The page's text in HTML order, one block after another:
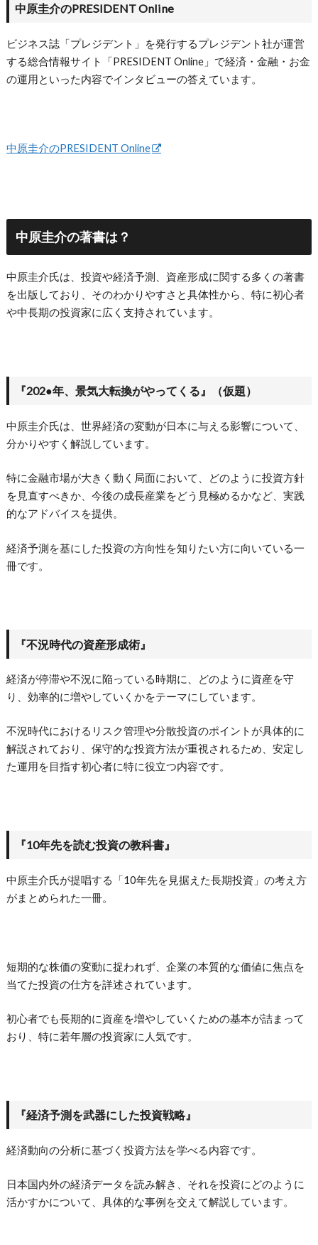
中原圭介のPRESIDENT Online
ビジネス誌「プレジデント」を発行するプレジデント社が運営
する総合情報サイト「PRESIDENT Online」で経済・金融・お金
の運用といった内容でインタビューの答えています。
中原圭介のPRESIDENT Online
中原圭介の著書は？
中原圭介氏は、投資や経済予測、資産形成に関する多くの著書
を出版しており、そのわかりやすさと具体性から、特に初心者
や中長期の投資家に広く支持されています。
『202●年、景気大転換がやってくる』（仮題）
中原圭介氏は、世界経済の変動が日本に与える影響について、
分かりやすく解説しています。
特に金融市場が大きく動く局面において、どのように投資方針
を見直すべきか、今後の成長産業をどう見極めるかなど、実践
的なアドバイスを提供。
経済予測を基にした投資の方向性を知りたい方に向いている一
冊です。
『不況時代の資産形成術』
経済が停滞や不況に陥っている時期に、どのように資産を守
り、効率的に増やしていくかをテーマにしています。
不況時代におけるリスク管理や分散投資のポイントが具体的に
解説されており、保守的な投資方法が重視されるため、安定し
た運用を目指す初心者に特に役立つ内容です。
『10年先を読む投資の教科書』
中原圭介氏が提唱する「10年先を見据えた長期投資」の考え方
がまとめられた一冊。
短期的な株価の変動に捉われず、企業の本質的な価値に焦点を
当てた投資の仕方を詳述されています。
初心者でも長期的に資産を増やしていくための基本が詰まって
おり、特に若年層の投資家に人気です。
『経済予測を武器にした投資戦略』
経済動向の分析に基づく投資方法を学べる内容です。
日本国内外の経済データを読み解き、それを投資にどのように
活かすかについて、具体的な事例を交えて解説しています。